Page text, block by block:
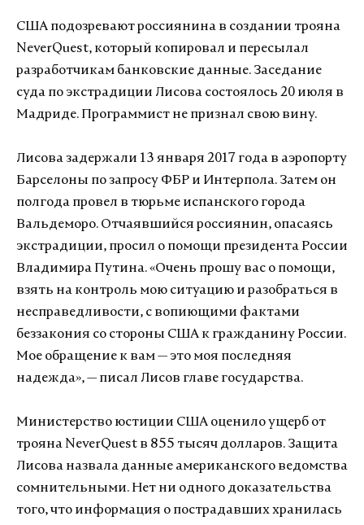
США подозревают россиянина в создании трояна
NeverQuest, который копировал и пересылал
разработчикам банковские данные. Заседание
суда по экстрадиции Лисова состоялось 20 июля в
Мадриде. Программист не признал свою вину.
Лисова задержали 13 января 2017 года в аэропорту
Барселоны по запросу ФБР и Интерпола. Затем он
полгода провел в тюрьме испанского города
Вальдеморо. Отчаявшийся россиянин, опасаясь
экстрадиции, просил о помощи президента России
Владимира Путина. «Очень прошу вас о помощи,
взять на контроль мою ситуацию и разобраться в
несправедливости, с вопиющими фактами
беззакония со стороны США к гражданину России.
Мое обращение к вам — это моя последняя
надежда», — писал Лисов главе государства.
Министерство юстиции США оценило ущерб от
трояна NeverQuest в 855 тысяч долларов. Защита
Лисова назвала данные американского ведомства
сомнительными. Нет ни одного доказательства
того, что информация о пострадавших хранилась